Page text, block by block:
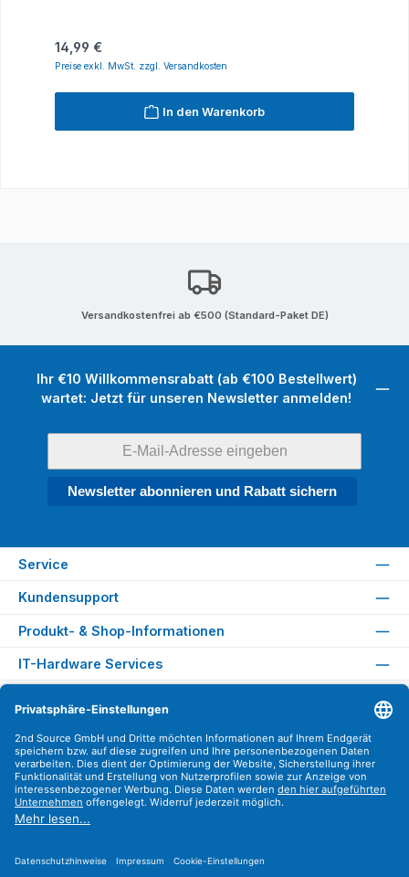
Regulärer Preis:
14,99 €
Preise exkl. MwSt. zzgl. Versandkosten
In den Warenkorb
Versandkostenfrei ab €500 (Standard-Paket DE)
Ihr €10 Willkommensrabatt (ab €100 Bestellwert)
wartet: Jetzt für unseren Newsletter anmelden!
Newsletter abonnieren und Rabatt sichern
Service
Kundensupport
Produkt- & Shop-Informationen
IT-Hardware Services
Versandarten
Zahlungsarten
Sicher Einkaufen
Find us on